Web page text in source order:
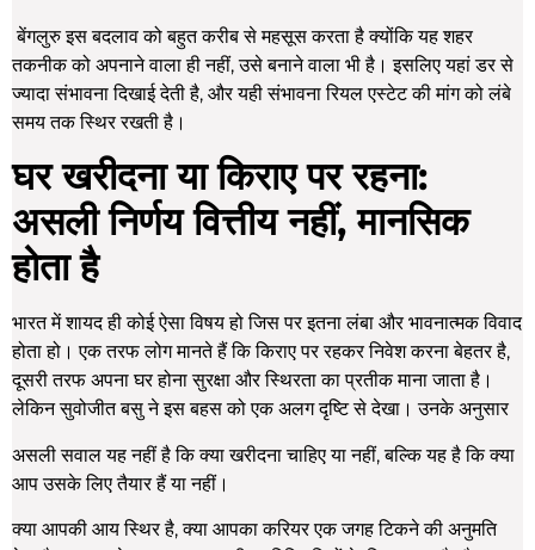
बेंगलुरु इस बदलाव को बहुत करीब से महसूस करता है क्योंकि यह शहर
तकनीक को अपनाने वाला ही नहीं, उसे बनाने वाला भी है। इसलिए यहां डर से
ज्यादा संभावना दिखाई देती है, और यही संभावना रियल एस्टेट की मांग को लंबे
समय तक स्थिर रखती है।
घर खरीदना या किराए पर रहना:
असली निर्णय वित्तीय नहीं, मानसिक
होता है
भारत में शायद ही कोई ऐसा विषय हो जिस पर इतना लंबा और भावनात्मक विवाद
होता हो। एक तरफ लोग मानते हैं कि किराए पर रहकर निवेश करना बेहतर है,
दूसरी तरफ अपना घर होना सुरक्षा और स्थिरता का प्रतीक माना जाता है।
लेकिन सुवोजीत बसु ने इस बहस को एक अलग दृष्टि से देखा। उनके अनुसार
असली सवाल यह नहीं है कि क्या खरीदना चाहिए या नहीं, बल्कि यह है कि क्या
आप उसके लिए तैयार हैं या नहीं।
क्या आपकी आय स्थिर है, क्या आपका करियर एक जगह टिकने की अनुमति